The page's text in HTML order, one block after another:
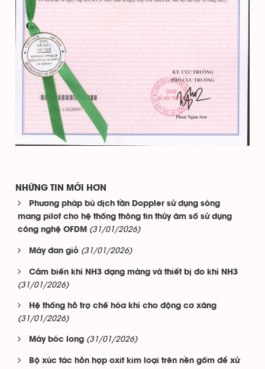
NHỮNG TIN MỚI HƠN
Phương pháp bù dịch tần Doppler sử dụng sóng
mang pilot cho hệ thống thông tin thủy âm số sử dụng
công nghệ OFDM (31/01/2026)
Máy đan giỏ (31/01/2026)
Cảm biến khí NH3 dạng màng và thiết bị đo khí NH3
(31/01/2026)
Hệ thống hỗ trợ chế hòa khí cho động cơ xăng
(31/01/2026)
Máy bóc long (31/01/2026)
Bộ xúc tác hỗn hợp oxit kim loại trên nền gốm để xử